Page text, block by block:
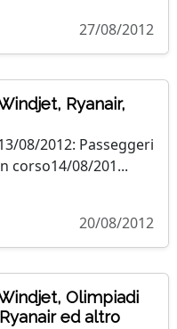
27/08/2012
Ryanair,
08/2012: Passeggeri
corso14/08/201...
20/08/2012
Olimpiadi
ed altro